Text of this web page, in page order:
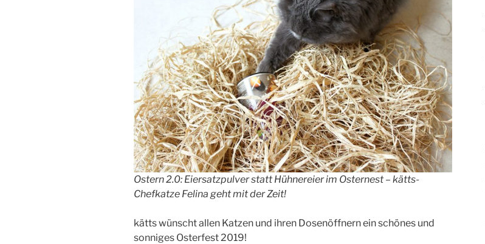
Ostern 2.0: Eiersatzpulver statt Hühnereier im Osternest – kätts-
Chefkatze Felina geht mit der Zeit!
kätts wünscht allen Katzen und ihren Dosenöffnern ein schönes und
sonniges Osterfest 2019!